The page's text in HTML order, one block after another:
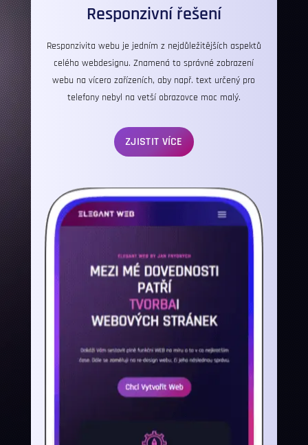
Responzivní řešení
Responzivita webu je jedním z nejdůležitějších aspektů
celého webdesignu. Znamená to správné zobrazení
webu na vícero zařízeních, aby např. text určený pro
telefony nebyl na vetší obrazovce moc malý.
ZJISTIT VÍCE